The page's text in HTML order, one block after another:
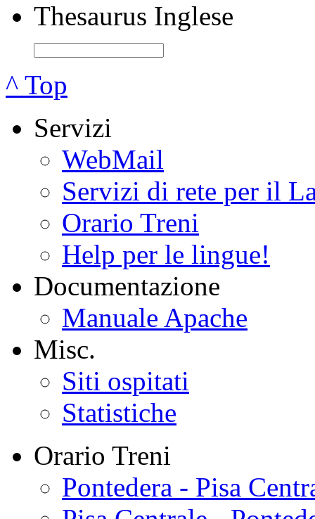
Thesaurus Inglese
^ Top
Servizi
WebMail
Servizi di rete per il
Orario Treni
Help per le lingue!
Documentazione
Manuale Apache
Misc.
Siti ospitati
Statistiche
Orario Treni
Pontedera - Pisa